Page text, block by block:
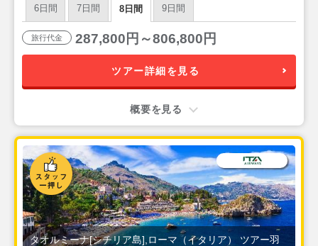
6日間 7日間 8日間 9日間
旅行代金 287,800円～806,800円
ツアー詳細を見る
概要を見る
タオルミーナ[シチリア島],ローマ（イタリア） ツアー羽